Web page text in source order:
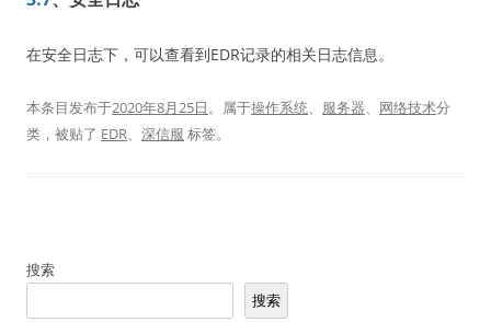
在安全日志下，可以查看到EDR记录的相关日志信息。
本条目发布于2020年8月25日。属于操作系统、 服务器、 网络技术分
类，被贴了 EDR、 深信服 标签。
搜索
搜索